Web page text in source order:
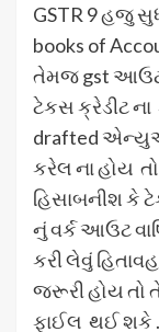
GSTR 9 હજુ
books of
તેમજ gst
ટેકસ ક્રેડીટ ના
drafted
કરેલ ના હોય
હિસાબનીશ કે
નું વર્ક આઉટ
કરી લેવું
જરૂરી હોય તો તે
ફાઈલ થઈ શકે .